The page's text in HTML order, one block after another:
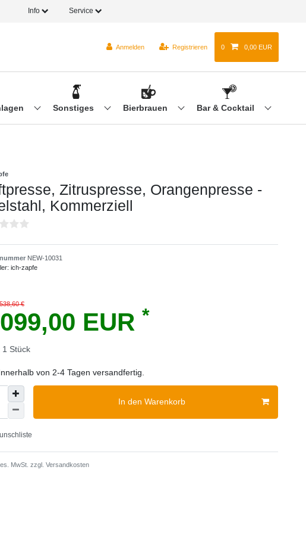
Info Service
Anmelden Registrieren 0 0,00 EUR
Sonstiges Bierbrauen Bar & Cocktail
Zitruspresse, Orangenpresse -
Kommerziell
NEW-10031
ich-zapfe
€
EUR *
1 Stück
Innerhalb von 2-4 Tagen versandfertig.
In den Warenkorb
MwSt. zzgl. Versandkosten